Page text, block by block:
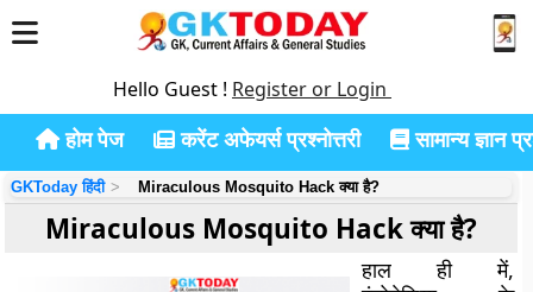
Hello Guest ! Register or Login
होम पेज करेंट अफेयर्स प्रश्नोत्तरी सामान्य ज्ञान
GKToday हिंदी Miraculous Mosquito Hack क्या है?
Miraculous Mosquito Hack क्या है?
हाल ही में,